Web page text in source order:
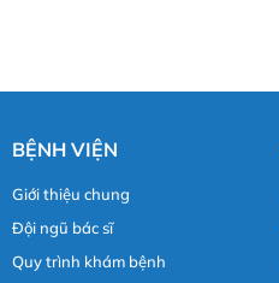
BỆNH VIỆN
Giới thiệu chung
Đội ngũ bác sĩ
Quy trình khám bệnh